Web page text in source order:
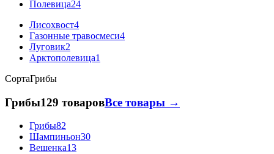
Полевица24
Лисохвост4
Газонные травосмеси4
Луговик2
Арктополевица1
СортаГрибы
Грибы129 товаровВсе товары →
Грибы82
Шампиньон30
Вешенка13